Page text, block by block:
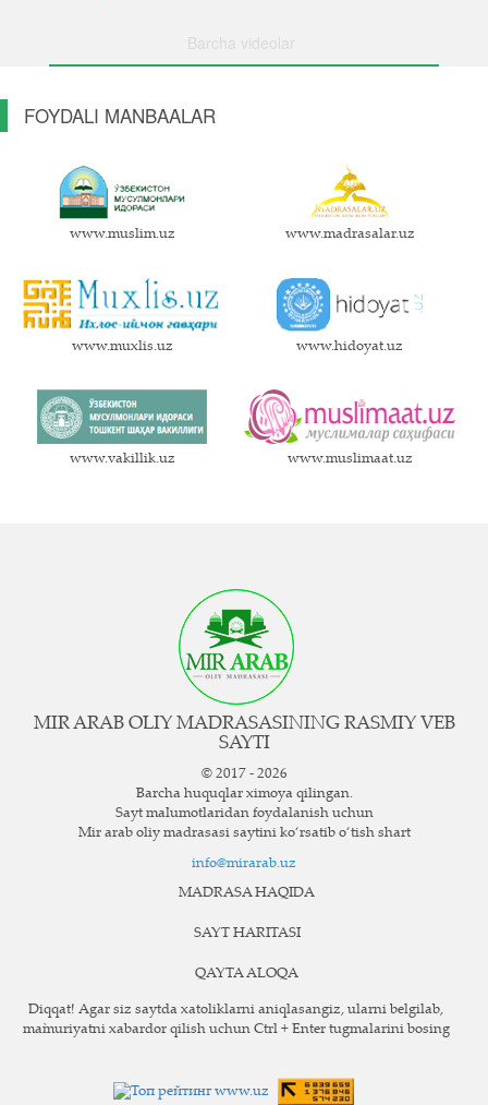
Barcha videolar
FOYDALI MANBAALAR
www.muslim.uz www.madrasalar.uz
www.muxlis.uz www.hidoyat.uz
www.vakillik.uz www.muslimaat.uz
MIR ARAB OLIY MADRASASINING RASMIY VEB
SAYTI
© 2017 - 2026
Barcha huquqlar ximoya qilingan.
Sayt ma`lumotlaridan foydalanish uchun
Mir arab oliy madrasasi saytini ko‘rsatib o‘tish shart
info@mirarab.uz
MADRASA HAQIDA
SAYT HARITASI
QAYTA ALOQA
Diqqat! Agar siz saytda xatoliklarni aniqlasangiz, ularni belgilab,
ma`muriyatni xabardor qilish uchun Ctrl + Enter tugmalarini bosing